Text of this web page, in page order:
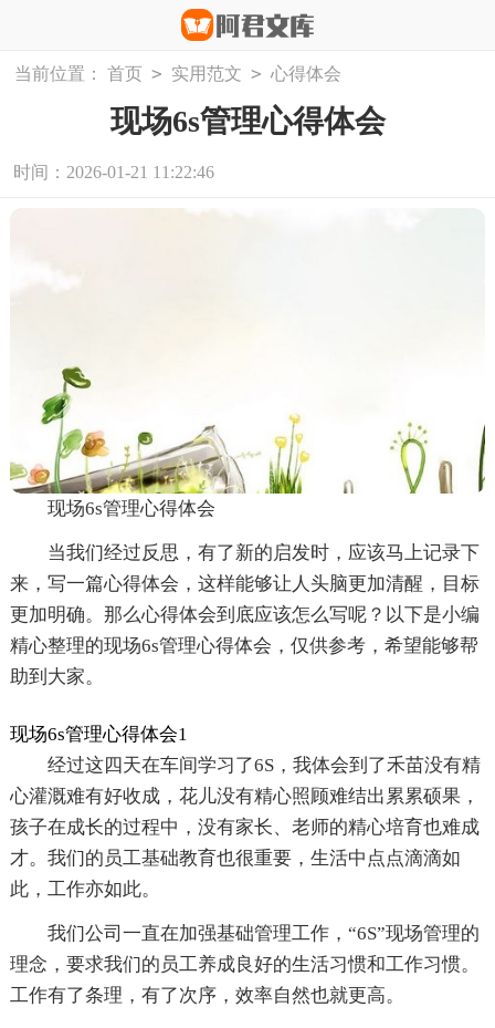
当前位置： 首页 > 实用范文 > 心得体会
现场6s管理心得体会
时间：2026-01-21 11:22:46
现场6s管理心得体会
当我们经过反思，有了新的启发时，应该马上记录下
来，写一篇心得体会，这样能够让人头脑更加清醒，目标
更加明确。那么心得体会到底应该怎么写呢？以下是小编
精心整理的现场6s管理心得体会，仅供参考，希望能够帮
助到大家。
现场6s管理心得体会1
经过这四天在车间学习了6S，我体会到了禾苗没有精
心灌溉难有好收成，花儿没有精心照顾难结出累累硕果，
孩子在成长的过程中，没有家长、老师的精心培育也难成
才。我们的员工基础教育也很重要，生活中点点滴滴如
此，工作亦如此。
我们公司一直在加强基础管理工作，“6S”现场管理的
理念，要求我们的员工养成良好的生活习惯和工作习惯。
工作有了条理，有了次序，效率自然也就更高。